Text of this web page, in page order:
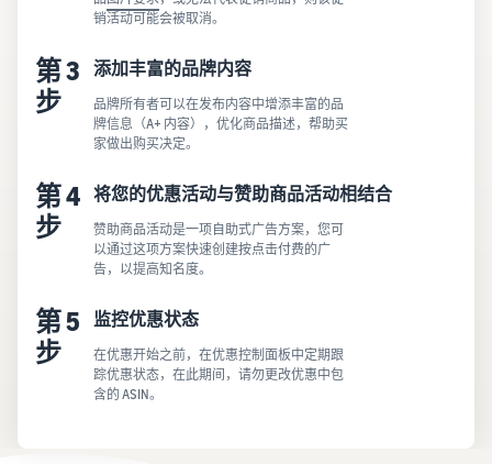
销活动可能会被取消。
第 3
步
添加丰富的品牌内容
品牌所有者可以在发布内容中增添丰富的品
牌信息（A+ 内容），优化商品描述，帮助买
家做出购买决定。
第 4
步
将您的优惠活动与赞助商品活动相结合
赞助商品活动是一项自助式广告方案，您可
以通过这项方案快速创建按点击付费的广
告，以提高知名度。
第 5
步
监控优惠状态
在优惠开始之前，在优惠控制面板中定期跟
踪优惠状态，在此期间，请勿更改优惠中包
含的 ASIN。